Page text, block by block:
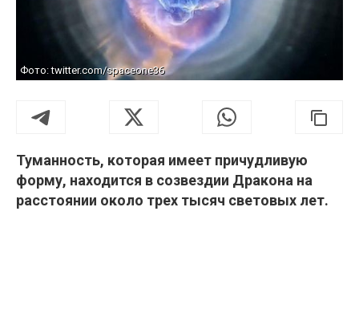
Фото: twitter.com/spaceone36
Туманность, которая имеет причудливую
форму, находится в созвездии Дракона на
расстоянии около трех тысяч световых лет.